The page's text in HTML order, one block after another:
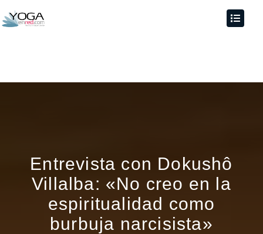
Entrevista con Dokushô
Villalba: «No creo en la
espiritualidad como
burbuja narcisista»